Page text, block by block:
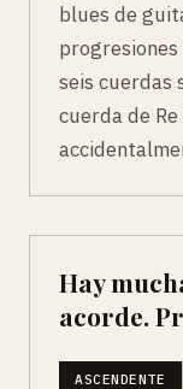
blues de
progresiones
seis cuerdas
cuerda de
Hay
acorde.
ASCENDENTE